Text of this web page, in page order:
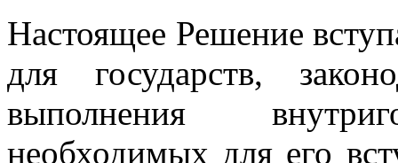
Настоящее Решение
для государств,
выполнения
необходимых для его